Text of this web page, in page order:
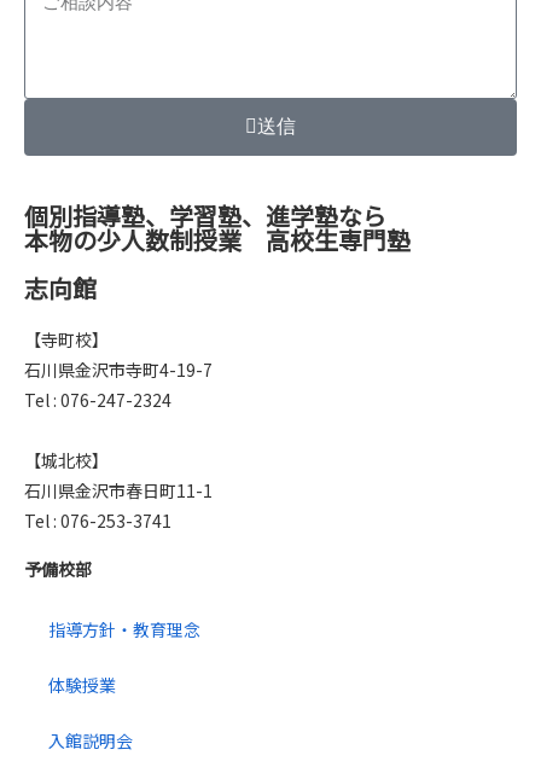
送信
個別指導塾、学習塾、進学塾なら
本物の少人数制授業 高校生専門塾
志向館
【寺町校】
石川県金沢市寺町4-19-7
Tel : 076-247-2324
【城北校】
石川県金沢市春日町11-1
Tel : 076-253-3741
予備校部
指導方針・教育理念
体験授業
入館説明会